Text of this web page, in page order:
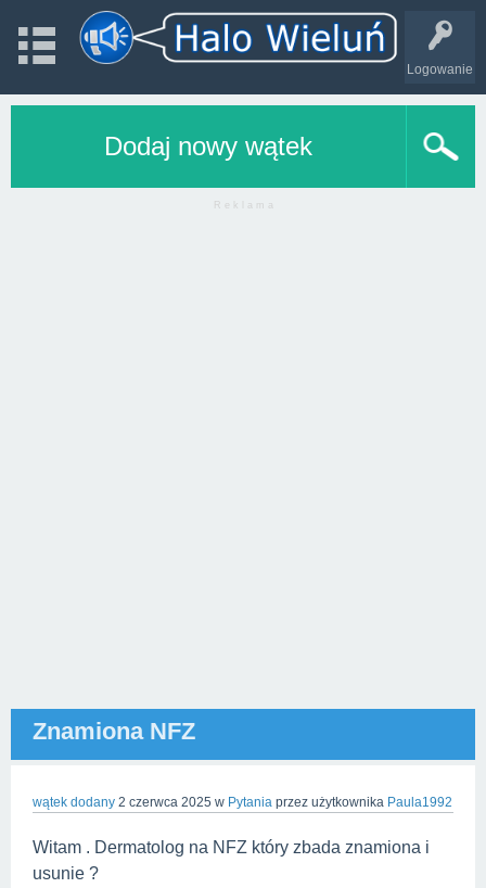
Logowanie
Dodaj nowy wątek
R e k l a m a
Znamiona NFZ
wątek dodany 2 czerwca 2025 w Pytania przez użytkownika Paula1992
Witam . Dermatolog na NFZ który zbada znamiona i
usunie ?